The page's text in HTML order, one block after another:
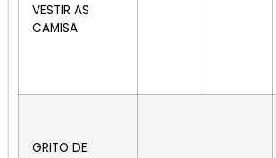
VESTIR AS
CAMISA
GRITO DE